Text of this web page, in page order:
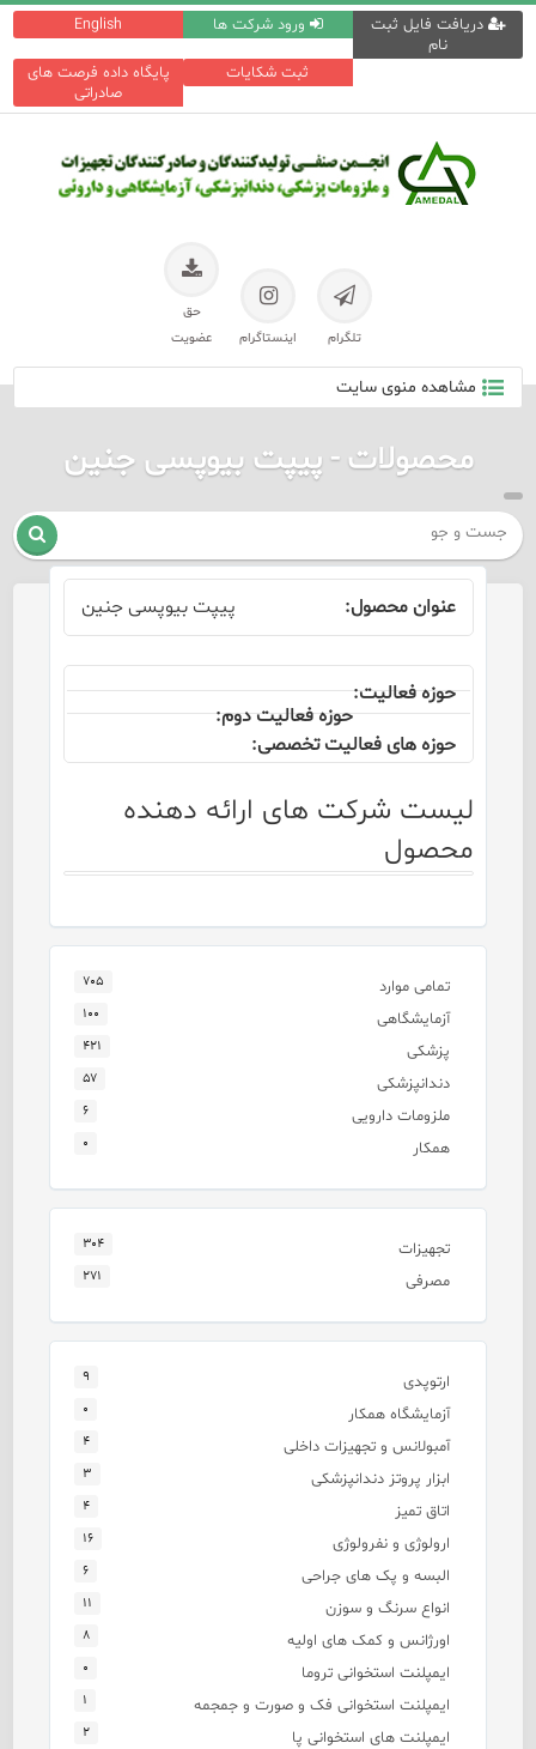
English ورود شرکت ها
دریافت فایل ثبت
نام
پایگاه داده فرصت های
صادراتی
ثبت شکایات
تلگرام اینستاگرام
حق
عضویت
مشاهده منوی سایت
محصولات - پیپت بیوپسی جنین

پیپت بیوپسی جنین
لیست شرکت های ارائه دهنده
محصول
تمامی موارد ۷۰۵
آزمایشگاهی ۱۰۰
پزشکی ۴۲۱
دندانپزشکی ۵۷
ملزومات دارویی ۶
همکار ۰
تجهیزات ۳۰۴
مصرفی ۲۷۱
ارتوپدی ۹
آزمایشگاه همکار ۰
آمبولانس و تجهیزات داخلی ۴
ابزار پروتز دندانپزشکی ۳
اتاق تمیز ۴
ارولوژی و نفرولوژی ۱۶
البسه و پک های جراحی ۶
انواع سرنگ و سوزن ۱۱
اورژانس و کمک های اولیه ۸
ایمپلنت استخوانی تروما ۰
ایمپلنت استخوانی فک و صورت و جمجمه ۱
ایمپلنت های استخوانی پا ۲